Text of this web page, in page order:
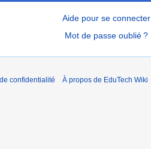
Aide pour se connecter
Mot de passe oublié ?
confidentialité À propos de EduTech Wiki